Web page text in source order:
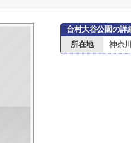
台村大谷公園の詳
所在地
神奈